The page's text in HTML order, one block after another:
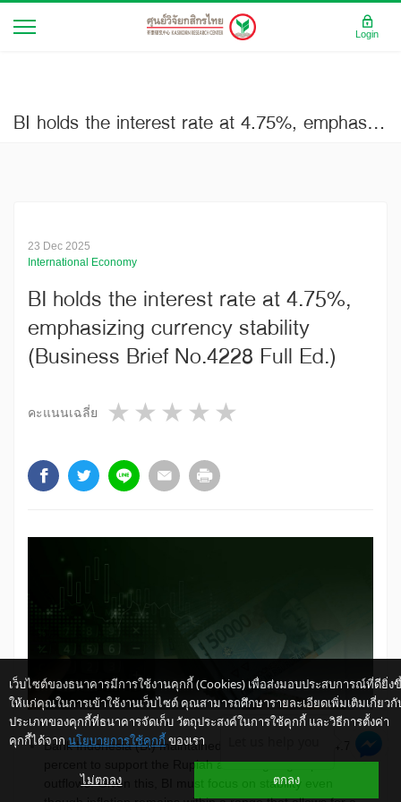
BI holds the interest rate at 4.75%, emphasizing currency stability (Business Brief No.4228 Full Ed.)
23 Dec 2025
International Economy
BI holds the interest rate at 4.75%,
emphasizing currency stability
(Business Brief No.4228 Full Ed.)
คะแนนเฉลี่ย 4 stars
3 stars
2 stars
1 star
Bank Indonesia (BI) maintained the interest rate at 4.75
percent to support the Rupiah amid ongoing capital
outflows. Given this, BI must focus on stability even
เว็บไซต์ของธนาคารมีการใช้งานคุกกี้ (Cookies) เพื่อส่งมอบประสบการณ์ที่ดียิ่ง
ให้แก่คุณในการเข้าใช้งานเว็บไซต์ คุณสามารถศึกษารายละเอียดเพิ่มเติมเกี่ยวกั
ประเภทของคุกกี้ที่ธนาคารจัดเก็บ วัตถุประสงค์ในการใช้คุกกี้ และวิธีการตั้งค่า
คุกกี้ได้จาก นโยบายการใช้คุกกี้ ของเรา
ไม่ตกลง ตกลง
Login